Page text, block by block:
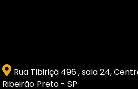
Rua Tibiriçá 496 , sala 24,
Ribeirão Preto - SP